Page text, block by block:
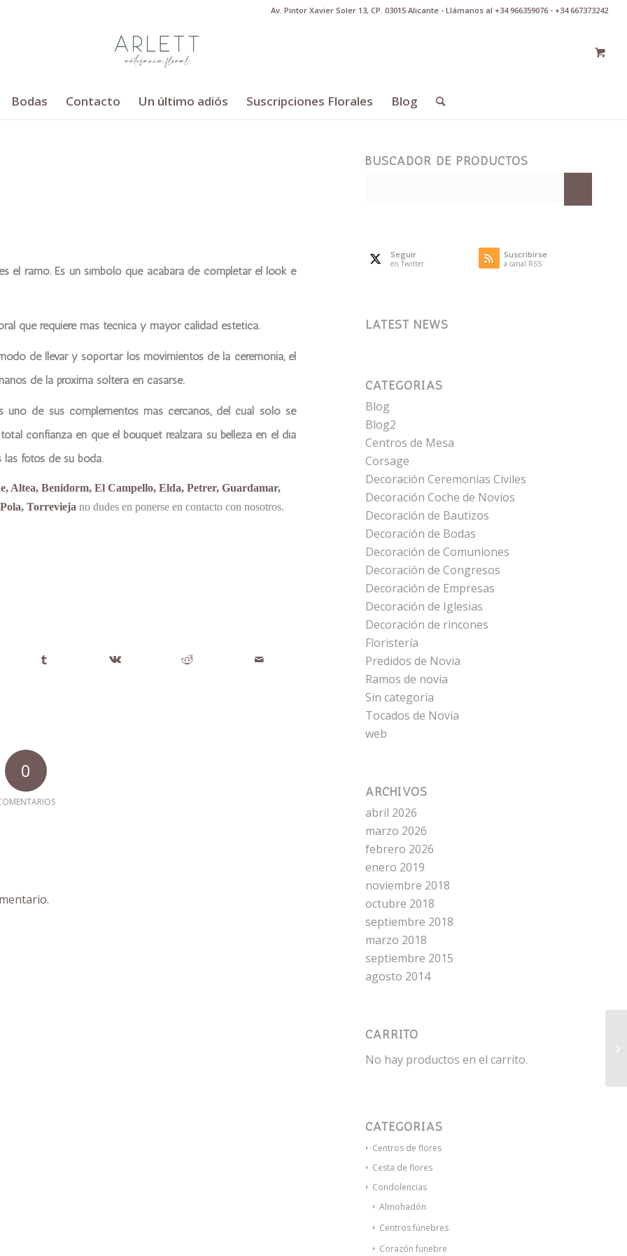
Av. Pintor Xavier Soler 13, CP. 03015 Alicante - Llámanos al +34 966359076 - +34 667373242
Bodas Contacto Un último adiós Suscripciones Florales Blog
el ramo. Es un símbolo que acabará de completar el look e
que requiere más técnica y mayor calidad estética.
de llevar y soportar los movimientos de la ceremonia, el
de la próxima soltera en casarse.
de sus complementos más cercanos, del cual sólo se
confianza en que el bouquet realzará su belleza en el día
fotos de su boda.
Altea, Benidorm, El Campello, Elda, Petrer, Guardamar,
Torrevieja no dudes en ponerse en contacto con nosotros.
0
BUSCADOR DE PRODUCTOS
Seguir
en Twitter
Suscribirse
a canal RSS
LATEST NEWS
CATEGORÍAS
Blog
Blog2
Centros de Mesa
Corsage
Decoración Ceremonias Civiles
Decoración Coche de Novios
Decoración de Bautizos
Decoración de Bodas
Decoración de Comuniones
Decoración de Congresos
Decoración de Empresas
Decoración de Iglesias
Decoración de rincones
Floristería
Predidos de Novia
Ramos de novia
Sin categoría
Tocados de Novia
web
ARCHIVOS
abril 2026
marzo 2026
febrero 2026
enero 2019
noviembre 2018
octubre 2018
septiembre 2018
marzo 2018
septiembre 2015
agosto 2014
CARRITO
No hay productos en el carrito.
CATEGORÍAS
Centros de flores
Cesta de flores
Condolencias
Almohadón
Centros fúnebres
Corazón funebre